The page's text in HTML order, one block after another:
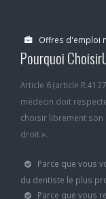
Offres d'emploi
Pourquoi
Article 6 (article
médecin doit
choisir librement son
droit ».
Parce que vous
du dentiste le plus
Parce que vous